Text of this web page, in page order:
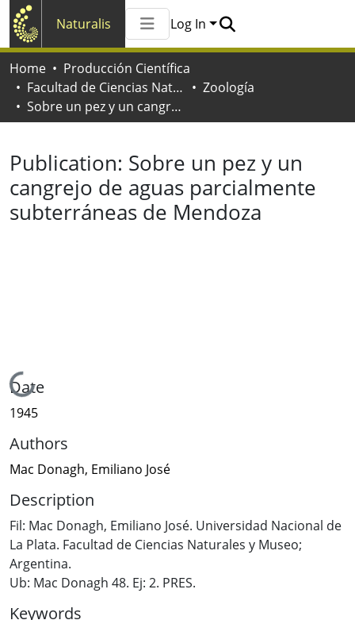
Naturalis
All of Naturalis
Log In
Home
Producción Científica
Facultad de Ciencias Naturales y Museo
Zoología
Sobre un pez y un cangrejo de aguas parcialmente subterráneas de Mendoza
Publication: Sobre un pez y un
cangrejo de aguas parcialmente
subterráneas de Mendoza
Loading...
Date
1945
Authors
Mac Donagh, Emiliano José
Description
Fil: Mac Donagh, Emiliano José. Universidad Nacional de
La Plata. Facultad de Ciencias Naturales y Museo;
Argentina.
Ub: Mac Donagh 48. Ej: 2. PRES.
Keywords